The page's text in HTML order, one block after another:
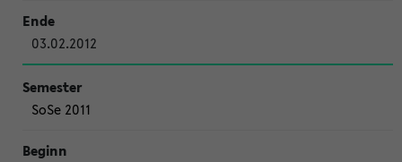
03.02.2012
SoSe 2011